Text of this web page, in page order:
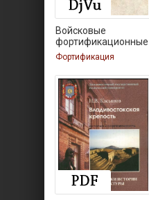
Войсковые
фортификационные
сооружения
Фортификация